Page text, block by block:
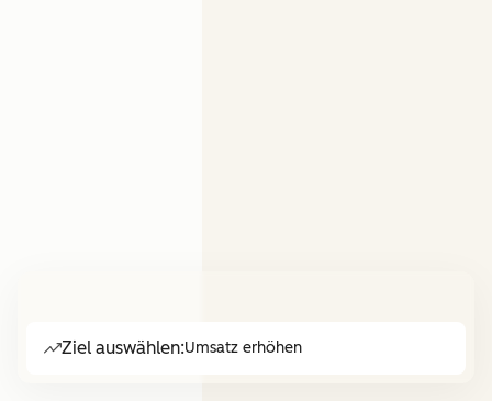
Ziel auswählen:Umsatz erhöhen